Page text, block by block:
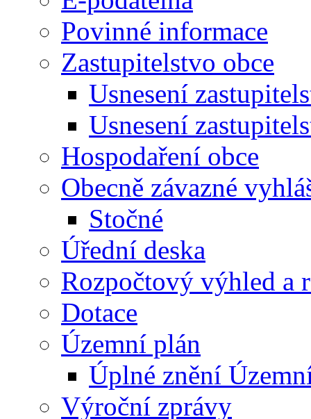
Povinné informace
Zastupitelstvo obce
Usnesení
Usnesení
Hospodaření obce
Obecně závazné
Stočné
Úřední deska
Rozpočtový výhled a
Dotace
Územní plán
Úplné znění
Výroční zprávy